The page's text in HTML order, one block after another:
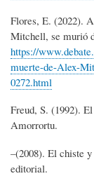
Flores, E. (2022).
Mitchell, se murió
https://
muerte-de-Alex-
0272.html
Freud, S. (1992).
Amorrortu.
–(2008). El chiste
editorial.